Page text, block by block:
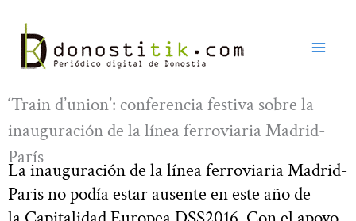
contenido
‘Train d’union’: conferencia festiva sobre la
inauguración de la línea ferroviaria Madrid-
París
La inauguración de la línea ferroviaria Madrid-
Paris no podía estar ausente en este año de